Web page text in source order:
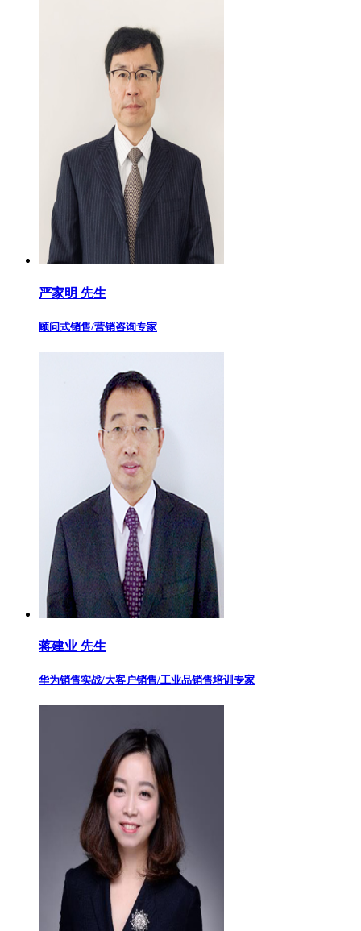
严家明 先生
顾问式销售/营销咨询专家
蒋建业 先生
华为销售实战/大客户销售/工业品销售培训专家